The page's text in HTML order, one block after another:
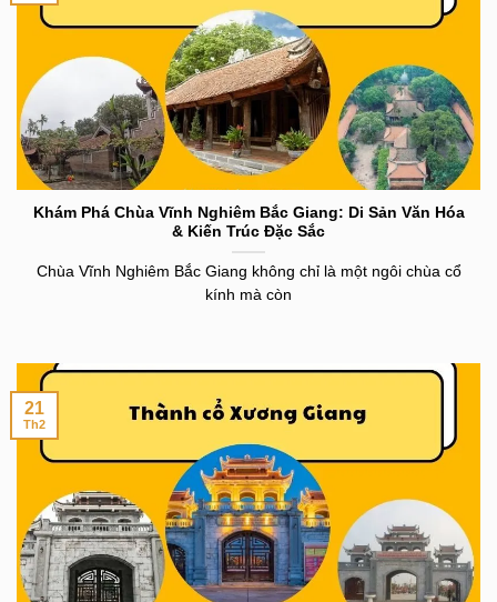
Khám Phá Chùa Vĩnh Nghiêm Bắc Giang: Di Sản Văn Hóa
& Kiến Trúc Đặc Sắc
Chùa Vĩnh Nghiêm Bắc Giang không chỉ là một ngôi chùa cổ
kính mà còn
21
Th2